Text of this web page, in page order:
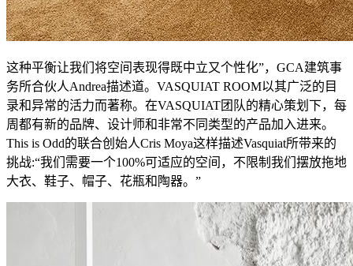
这种平衡让我们将空间表现得既中立又个性化”，GCA建筑事
务所合伙人Andrea描述道。VASQUIAT ROOM以其广泛的目
录和异常的活力而著称。在VASQUIAT团队的精心策划下，每
周都有新的品牌、设计师和非常不同类型的产品加入进来。
This is Odd的联合创始人Cris Moya这样描述Vasquiat所带来的
挑战:“我们需要一个100%可适应的空间，不限制我们摆放拖地
大衣、鞋子、帽子、花瓶和陶器。”